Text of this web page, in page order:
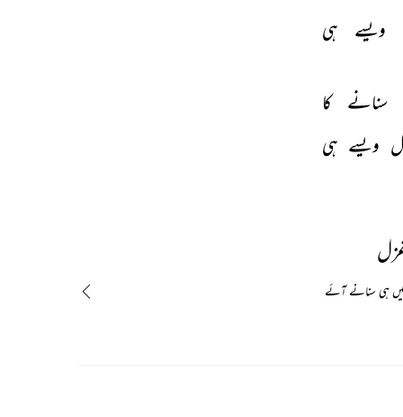
ویسے ہی
سنانے
کا
ویسے ہی
ہی سنانے آئے